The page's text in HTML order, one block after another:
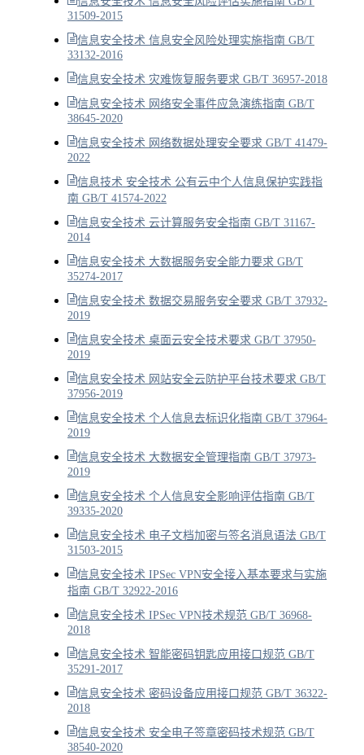
31509-2015
信息安全技术 信息安全风险处理实施指南 GB/T
33132-2016
信息安全技术 灾难恢复服务要求 GB/T 36957-2018
信息安全技术 网络安全事件应急演练指南 GB/T
38645-2020
信息安全技术 网络数据处理安全要求 GB/T 41479-
2022
信息技术 安全技术 公有云中个人信息保护实践指
南 GB/T 41574-2022
信息安全技术 云计算服务安全指南 GB/T 31167-
2014
信息安全技术 大数据服务安全能力要求 GB/T
35274-2017
信息安全技术 数据交易服务安全要求 GB/T 37932-
2019
信息安全技术 桌面云安全技术要求 GB/T 37950-
2019
信息安全技术 网站安全云防护平台技术要求 GB/T
37956-2019
信息安全技术 个人信息去标识化指南 GB/T 37964-
2019
信息安全技术 大数据安全管理指南 GB/T 37973-
2019
信息安全技术 个人信息安全影响评估指南 GB/T
39335-2020
信息安全技术 电子文档加密与签名消息语法 GB/T
31503-2015
信息安全技术 IPSec VPN安全接入基本要求与实施
指南 GB/T 32922-2016
信息安全技术 IPSec VPN技术规范 GB/T 36968-
2018
信息安全技术 智能密码钥匙应用接口规范 GB/T
35291-2017
信息安全技术 密码设备应用接口规范 GB/T 36322-
2018
信息安全技术 安全电子签章密码技术规范 GB/T
38540-2020